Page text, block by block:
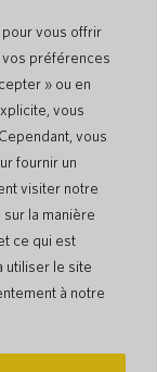
vous offrir
préférences
» ou en
vous
vous
fournir un
visiter notre
la manière
ce qui est
utiliser le site
à notre